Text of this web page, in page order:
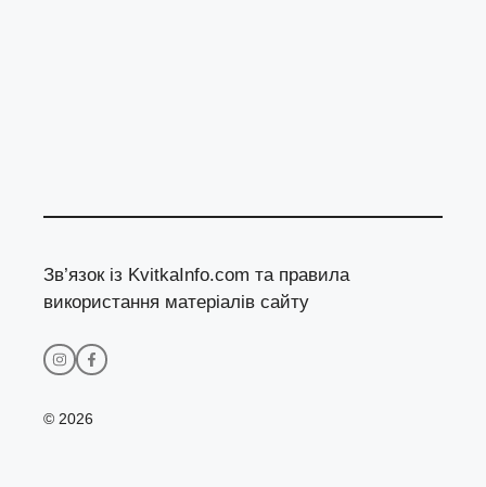
Зв’язок із KvitkaInfo.com та правила
використання матеріалів сайту
© 2026